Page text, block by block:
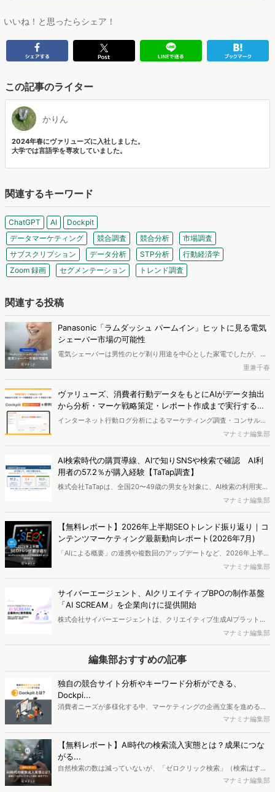
いいね！と思ったらシェア！
この記事のライター
かりん
2024年春にヴァリューズに入社しました。
大学では言語学を専攻していました。
関連するキーワード
ChatGPT AI
Dockpit
データマーケティング
競合調査 競合分析
市場調査
サブスクリプション
データ分析 STP分析
行動経済学
Zoom 録画
セグメンテーション トレンド調査
関連する投稿
Panasonic「ラムダッシュ パームイン」ヒットに見る電気
シェーバー市場の可能性
電気シェーバーは男性のヒゲ剃り用途を中心とした家電でしたが、近
年さまざまなニーズに対応するグルーミング製品へと広がりを見せて
います。今回は、検索データなどをもとに電気シェーバー市場の今後
の可能性を考察します。シェーバー関連検索者の検索キーワードや流
入サイト、属性を分析し、市場の展開を探りました。
重兼千春
ヴァリューズ、消費者行動データをもとにAIがデータ抽出
から分析・マーケ戦略策定・レポート作成まで実行する
「Dockpit AIエージェント」を提供開始
インターネット行動ログ分析によるマーケティング調査・コンサルテ
ィングサービスを提供する株式会社ヴァリューズは、国内最大規模
250万人のWeb行動ログデータを基盤としたマーケティングリサーチ
エンジン「Dockpit（ドックピット）」の新機能として、AIが市場分
析から仮説構築、レポート作成までを自律的にサポートする
「Dockpit AIエージェント」の提供を開始いたしました。
マナミナ編集部
AI検索時代の購買導線、AIで知りSNSや検索で確認 AI利
用者の57.2％が購入経験【TaTap調査】
株式会社TaTapは、全国20〜49歳の男女を対象に、AI検索の利用実態
と、AIで知った商品をどこで確かめているかを調査し、結果を公開し
ました。
マナミナ編集部
【無料レポート】2026年上半期SEOトレンド振り返り｜コ
ンテンツマーケティング最新動向レポート(2026年7月)
「AIによる概要」の連携や複数回のアップデートなど、2026年上半期
のSEO領域には様々な変化が起きています。また生成AI利用は約1.6倍
に伸長し、最多のChatGPTを追う形でGeminiも15.1%へ拡大するな
ど、ユーザーの選択肢の多様化が進んでいます。Webマーケターや
SEO担当者必見の2026年上半期概要です。※本レポートは記事のフォ
ームから無料でDLできます。また、レポートをDLしていただいた方
には特典もご用意しております。
マナミナ編集部
サイバーエージェント、AIクリエイティブBPOの制作基盤
「AI SCREAM」を企業向けに提供開始
株式会社サイバーエージェントは、クリエイティブ生成AIプラットフ
ォーム「AI SCREAM（アイスクリーム）」を企業向けに2026年8月
より提供開始することを発表しました。
マナミナ編集部
編集部おすすめの記事
独自の競合サイト分析やキーワード分析ができる、
Dockpi...
消費者ニーズが多様化する中、マーケティングの企画立案を進める上
で、競合分析や消費者分析の重要性がより高まっています。Web行動
データを活用し、Web上の消費者行動を起点とした競合サイト分析や
消費者分析が可能です。今回はDockpitならではの利便性の高い機能
や活用方法を解説します。
マナミナ編集部
【無料レポート】AI時代の検索流入実態とは？成果につな
がる...
自然検索の数は減っていないが、「ゼロクリック検索」（検索はする
がページには流入しない）の割合が増加しているのが、AI時代の検索
マナミナ編集部